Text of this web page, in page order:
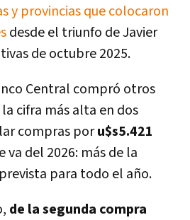
y provincias que colocaron
desde el triunfo de Javier
de octubre 2025.
Central compró otros
la cifra más alta en dos
compras poru$s5.421
va del 2026: más de la
para todo el año.
de la segunda compra